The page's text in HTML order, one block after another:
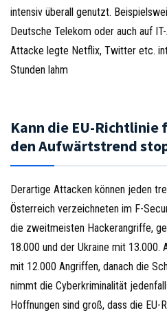
intensiv überall genutzt.
Deutsche Telekom oder auch auf
Attacke legte Netflix, Twitter etc.
Stunden lahm
Kann die EU-Richtlinie
den Aufwärtstrend
Derartige Attacken können jeden
Österreich verzeichneten im F-
die zweitmeisten Hackerangriffe,
18.000 und der Ukraine mit 13.000.
mit 12.000 Angriffen, danach die
nimmt die Cyberkriminalität
Hoffnungen sind groß, dass die